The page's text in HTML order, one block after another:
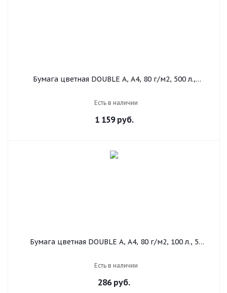
Бумага цветная DOUBLE A, А4, 80 г/м2, 500 л.,
Есть в наличии
1 159руб.
Бумага цветная DOUBLE A, А4, 80 г/м2, 100 л., 5
Есть в наличии
286руб.